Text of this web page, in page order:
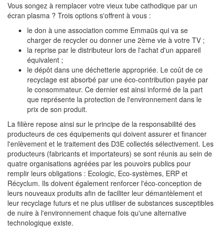
Vous songez à remplacer votre vieux tube cathodique par un
écran plasma ? Trois options s'offrent à vous :
le don à une association comme Emmaüs qui va se
charger de recycler ou donner une 2ème vie à votre TV ;
la reprise par le distributeur lors de l'achat d'un appareil
équivalent ;
le dépôt dans une déchetterie appropriée. Le coût de ce
recyclage est absorbé par une éco-contribution payée par
le consommateur. Ce dernier est ainsi informé de la part
que représente la protection de l'environnement dans le
prix de son produit.
La filière repose ainsi sur le principe de la responsabilité des
producteurs de ces équipements qui doivent assurer et financer
l'enlèvement et le traitement des D3E collectés sélectivement. Les
producteurs (fabricants et importateurs) se sont réunis au sein de
quatre organisations agréées par les pouvoirs publics pour
remplir leurs obligations : Ecologic, Eco-systèmes, ERP et
Récyclum. Ils doivent également renforcer l'éco-conception de
leurs nouveaux produits afin de faciliter leur démantèlement et
leur recyclage futurs et ne plus utiliser de substances susceptibles
de nuire à l'environnement chaque fois qu'une alternative
technologique existe.